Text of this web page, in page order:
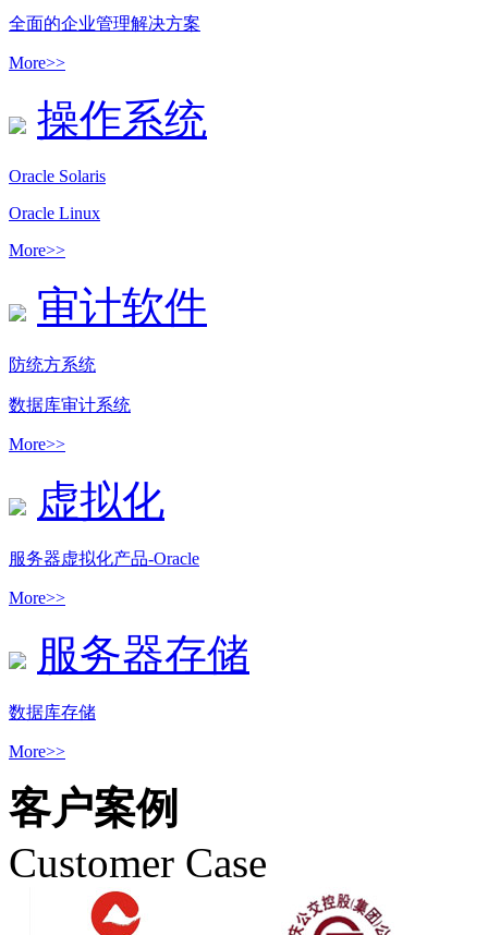
全面的企业管理解决方案
More>>
操作系统
Oracle Solaris
Oracle Linux
More>>
审计软件
防统方系统
数据库审计系统
More>>
虚拟化
服务器虚拟化产品-Oracle
More>>
服务器存储
数据库存储
More>>
客户案例
Customer Case